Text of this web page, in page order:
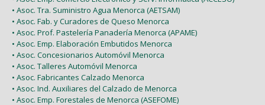
• Asoc. Tra. Suministro Agua Menorca (AETSAM)
• Asoc. Fab. y Curadores de Queso Menorca
• Asoc. Prof. Pastelería Panadería Menorca (APAME)
• Asoc. Emp. Elaboración Embutidos Menorca
• Asoc. Concesionarios Automóvil Menorca
• Asoc. Talleres Automóvil Menorca
• Asoc. Fabricantes Calzado Menorca
• Asoc. Ind. Auxiliares del Calzado de Menorca
• Asoc. Emp. Forestales de Menorca (ASEFOME)